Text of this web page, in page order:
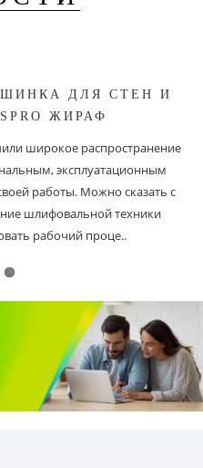
ДЛЯ СТЕН И
ЖИРАФ
широкое распространение
эксплуатационным
работы. Можно сказать с
шлифовальной техники
рабочий проце..